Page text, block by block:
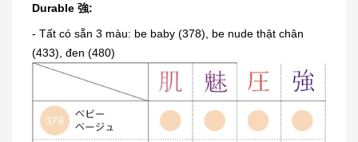
Durable 強:
- Tất có sẵn 3 màu: be baby (378), be nude thật chân
(433), đen (480)